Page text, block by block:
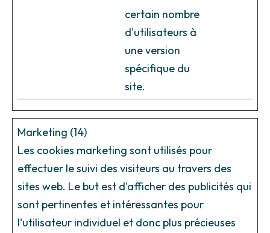
certain nombre
d'utilisateurs à
une version
spécifique du
site.
Marketing (14)
Les cookies marketing sont utilisés pour
effectuer le suivi des visiteurs au travers des
sites web. Le but est d'afficher des publicités qui
sont pertinentes et intéressantes pour
l'utilisateur individuel et donc plus précieuses